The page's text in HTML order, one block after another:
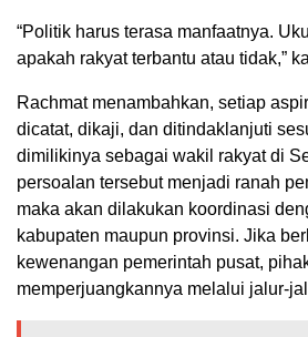
“Politik harus terasa manfaatnya.
apakah rakyat terbantu atau tidak,”
Rachmat menambahkan, setiap
dicatat, dikaji, dan ditindaklanjuti
dimilikinya sebagai wakil rakyat di
persoalan tersebut menjadi ranah
maka akan dilakukan koordinasi
kabupaten maupun provinsi. Jika
kewenangan pemerintah pusat,
memperjuangkannya melalui jalur-